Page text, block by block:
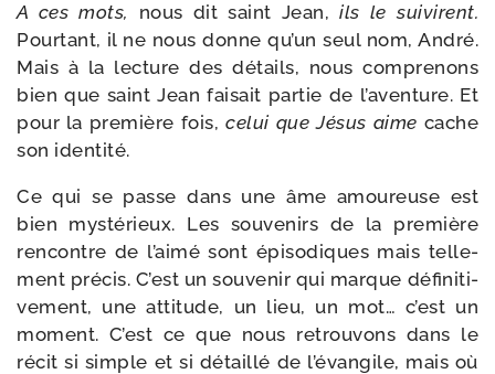
A ces mots, nous dit saint Jean,ils le sui­virent.
Pourtant, il ne nous donne qu’un seul nom, André.
Mais à la lec­ture des détails, nous com­pre­nons
bien que saint Jean fai­sait par­tie de l’aventure. Et
pour la pre­mière fois,celui que Jésus aime cache
son identité.
Ce qui se passe dans une âme amou­reuse est
bien mys­té­rieux. Les sou­ve­nirs de la pre­mière
ren­contre de l’aimé sont épi­so­diques mais tel­le­
ment pré­cis. C’est un sou­ve­nir qui marque défi­ni­ti­
ve­ment, une atti­tude, un lieu, un mot… c’est un
moment. C’est ce que nous retrou­vons dans le
récit si simple et si détaillé de l’évangile, mais où